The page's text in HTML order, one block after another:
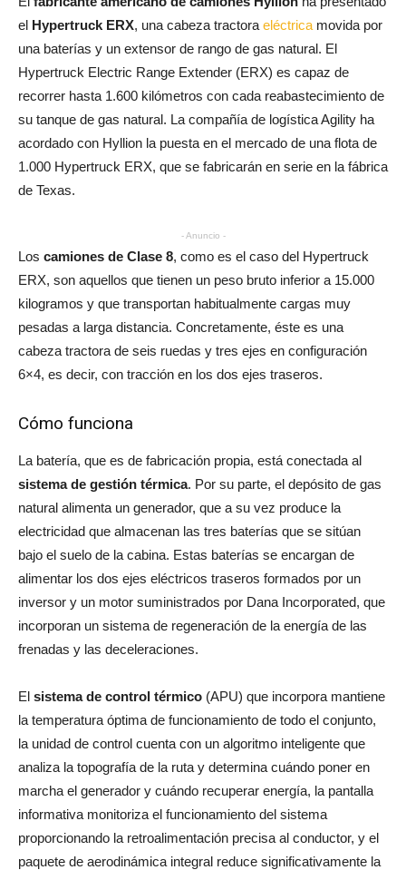
el Hypertruck ERX, una cabeza tractora eléctrica movida por
una baterías y un extensor de rango de gas natural. El
Hypertruck Electric Range Extender (ERX) es capaz de
recorrer hasta 1.600 kilómetros con cada reabastecimiento de
su tanque de gas natural. La compañía de logística Agility ha
acordado con Hyllion la puesta en el mercado de una flota de
1.000 Hypertruck ERX, que se fabricarán en serie en la fábrica
de Texas.
- Anuncio -
Los camiones de Clase 8, como es el caso del Hypertruck
ERX, son aquellos que tienen un peso bruto inferior a 15.000
kilogramos y que transportan habitualmente cargas muy
pesadas a larga distancia. Concretamente, éste es una
cabeza tractora de seis ruedas y tres ejes en configuración
6×4, es decir, con tracción en los dos ejes traseros.
Cómo funciona
La batería, que es de fabricación propia, está conectada al
sistema de gestión térmica. Por su parte, el depósito de gas
natural alimenta un generador, que a su vez produce la
electricidad que almacenan las tres baterías que se sitúan
bajo el suelo de la cabina. Estas baterías se encargan de
alimentar los dos ejes eléctricos traseros formados por un
inversor y un motor suministrados por Dana Incorporated, que
incorporan un sistema de regeneración de la energía de las
frenadas y las deceleraciones.
El sistema de control térmico (APU) que incorpora mantiene
la temperatura óptima de funcionamiento de todo el conjunto,
la unidad de control cuenta con un algoritmo inteligente que
analiza la topografía de la ruta y determina cuándo poner en
marcha el generador y cuándo recuperar energía, la pantalla
informativa monitoriza el funcionamiento del sistema
proporcionando la retroalimentación precisa al conductor, y el
paquete de aerodinámica integral reduce significativamente la